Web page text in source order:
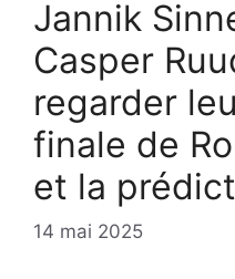
Jannik
Casper
regarder
finale de
et la
14 mai 2025